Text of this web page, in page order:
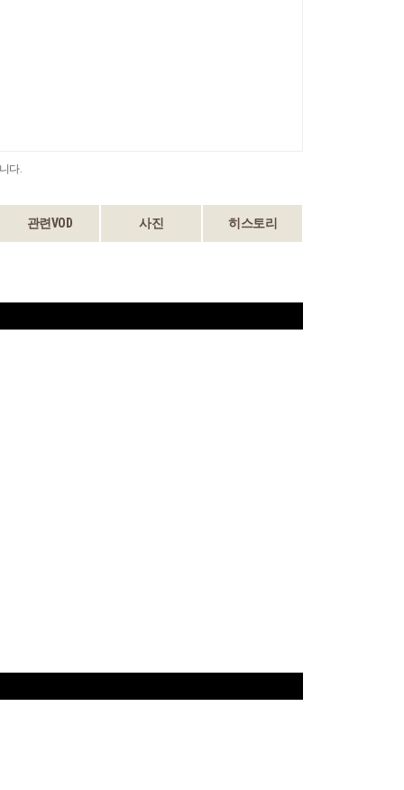
다.
관련VOD 사진 히스토리